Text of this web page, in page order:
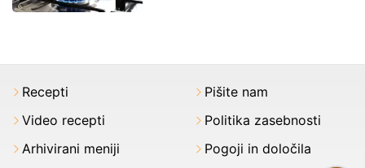
Recepti
Video recepti
Arhivirani meniji
Pišite nam
Politika zasebnosti
Pogoji in določila